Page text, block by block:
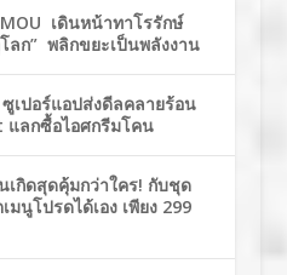
เดินหน้าทาโรรักษ์
ลก” พลิกขยะเป็นพลังงาน
เปอร์แอปส่งดีลคลายร้อน
แลกซื้อไอศกรีมโคน
กิดสุดคุ้มกว่าใคร! กับชุด
มนูโปรดได้เอง เพียง 299